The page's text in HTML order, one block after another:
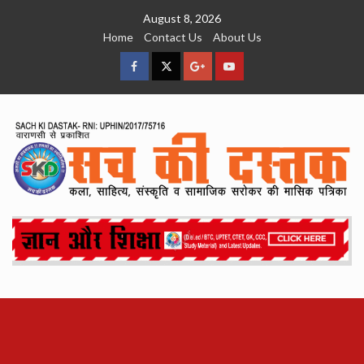
August 8, 2026
Home
Contact Us About Us
facebookTwitterGoogleYouTube